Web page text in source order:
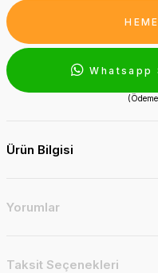
Whatsapp
Ürün Bilgisi
Yorumlar
Taksit Seçenekleri